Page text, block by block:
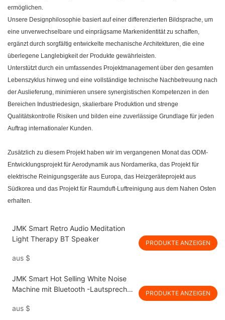
ermöglichen.
Unsere Designphilosophie basiert auf einer differenzierten Bildsprache, um
eine unverwechselbare und einprägsame Markenidentität zu schaffen,
ergänzt durch sorgfältig entwickelte mechanische Architekturen, die eine
überlegene Langlebigkeit der Produkte gewährleisten.
Unterstützt durch ein umfassendes Projektmanagement über den gesamten
Lebenszyklus hinweg und eine vollständige technische Nachbetreuung nach
der Auslieferung, minimieren unsere synergistischen Kompetenzen in den
Bereichen Industriedesign, skalierbare Produktion und strenge
Qualitätskontrolle Risiken und bilden eine zuverlässige Grundlage für jeden
Auftrag internationaler Kunden.
Zusätzlich zu diesem Projekt haben wir im vergangenen Monat das ODM-
Entwicklungsprojekt für Aerodynamik aus Nordamerika, das Projekt für
elektrische Reinigungsgeräte aus Europa, das Heizgeräteprojekt aus
Südkorea und das Projekt für Raumduft-Luftreinigung aus dem Nahen Osten
erhalten.
JMK Smart Retro Audio Meditation
Light Therapy BT Speaker
aus $
PRODUKTE ANZEIGEN
JMK Smart Hot Selling White Noise
Machine mit Bluetooth -Lautsprecher
Baby & Erwachsene
aus $
PRODUKTE ANZEIGEN